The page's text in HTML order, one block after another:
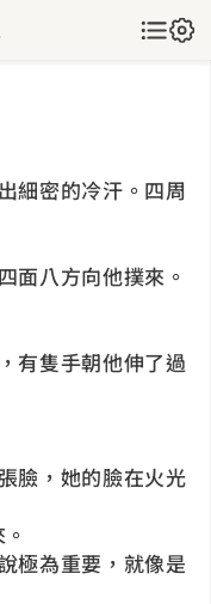
細密的冷汗。四周
面八方向他撲來。
有隻手朝他伸了過
臉，她的臉在火光
極為重要，就像是